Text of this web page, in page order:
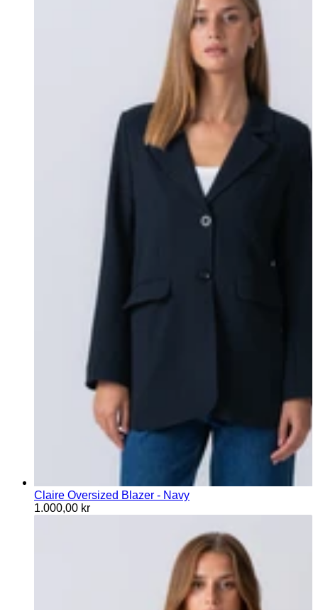
Claire Oversized Blazer - Navy
1.000,00 kr